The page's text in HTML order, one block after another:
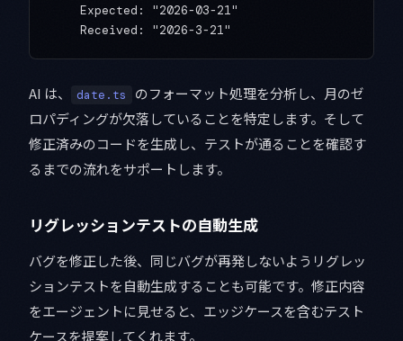
    Expected: "2026-03-21"
AI は、 date.ts
のフォーマット処理を分析し、月のゼ
ロパディングが欠落していることを特定します。そして
修正済みのコードを生成し、テストが通ることを確認す
るまでの流れをサポートします。
リグレッションテストの自動生成
バグを修正した後、同じバグが再発しないようリグレッ
ションテストを自動生成することも可能です。修正内容
をエージェントに見せると、エッジケースを含むテスト
ケースを提案してくれます。